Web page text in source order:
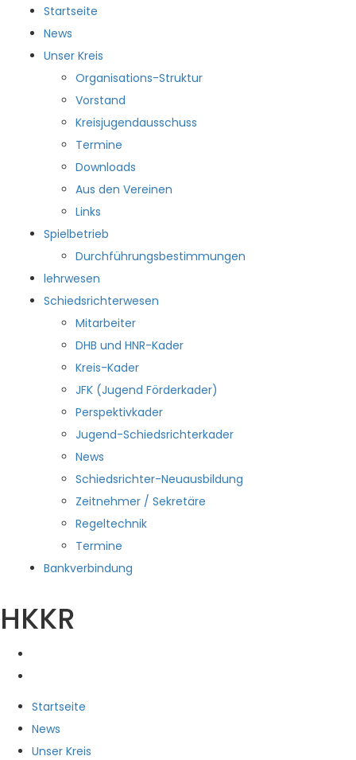
Startseite
News
Unser Kreis
Organisations-Struktur
Vorstand
Kreisjugendausschuss
Termine
Downloads
Aus den Vereinen
Links
Spielbetrieb
Durchführungsbestimmungen
lehrwesen
Schiedsrichterwesen
Mitarbeiter
DHB und HNR-Kader
Kreis-Kader
JFK (Jugend Förderkader)
Perspektivkader
Jugend-Schiedsrichterkader
News
Schiedsrichter-Neuausbildung
Zeitnehmer / Sekretäre
Regeltechnik
Termine
Bankverbindung
HKKR
Startseite
News
Unser Kreis